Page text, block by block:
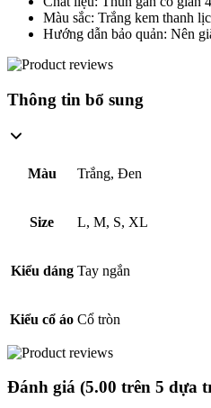
Màu sắc: Trắng kem thanh
Hướng dẫn bảo quản: Nên
Thông tin bổ sung
Màu Trắng, Đen
Size L, M, S, XL
Kiểu dáng Tay ngắn
Kiểu cổ áo Cổ tròn
Đánh giá (5.00 trên 5 dựa